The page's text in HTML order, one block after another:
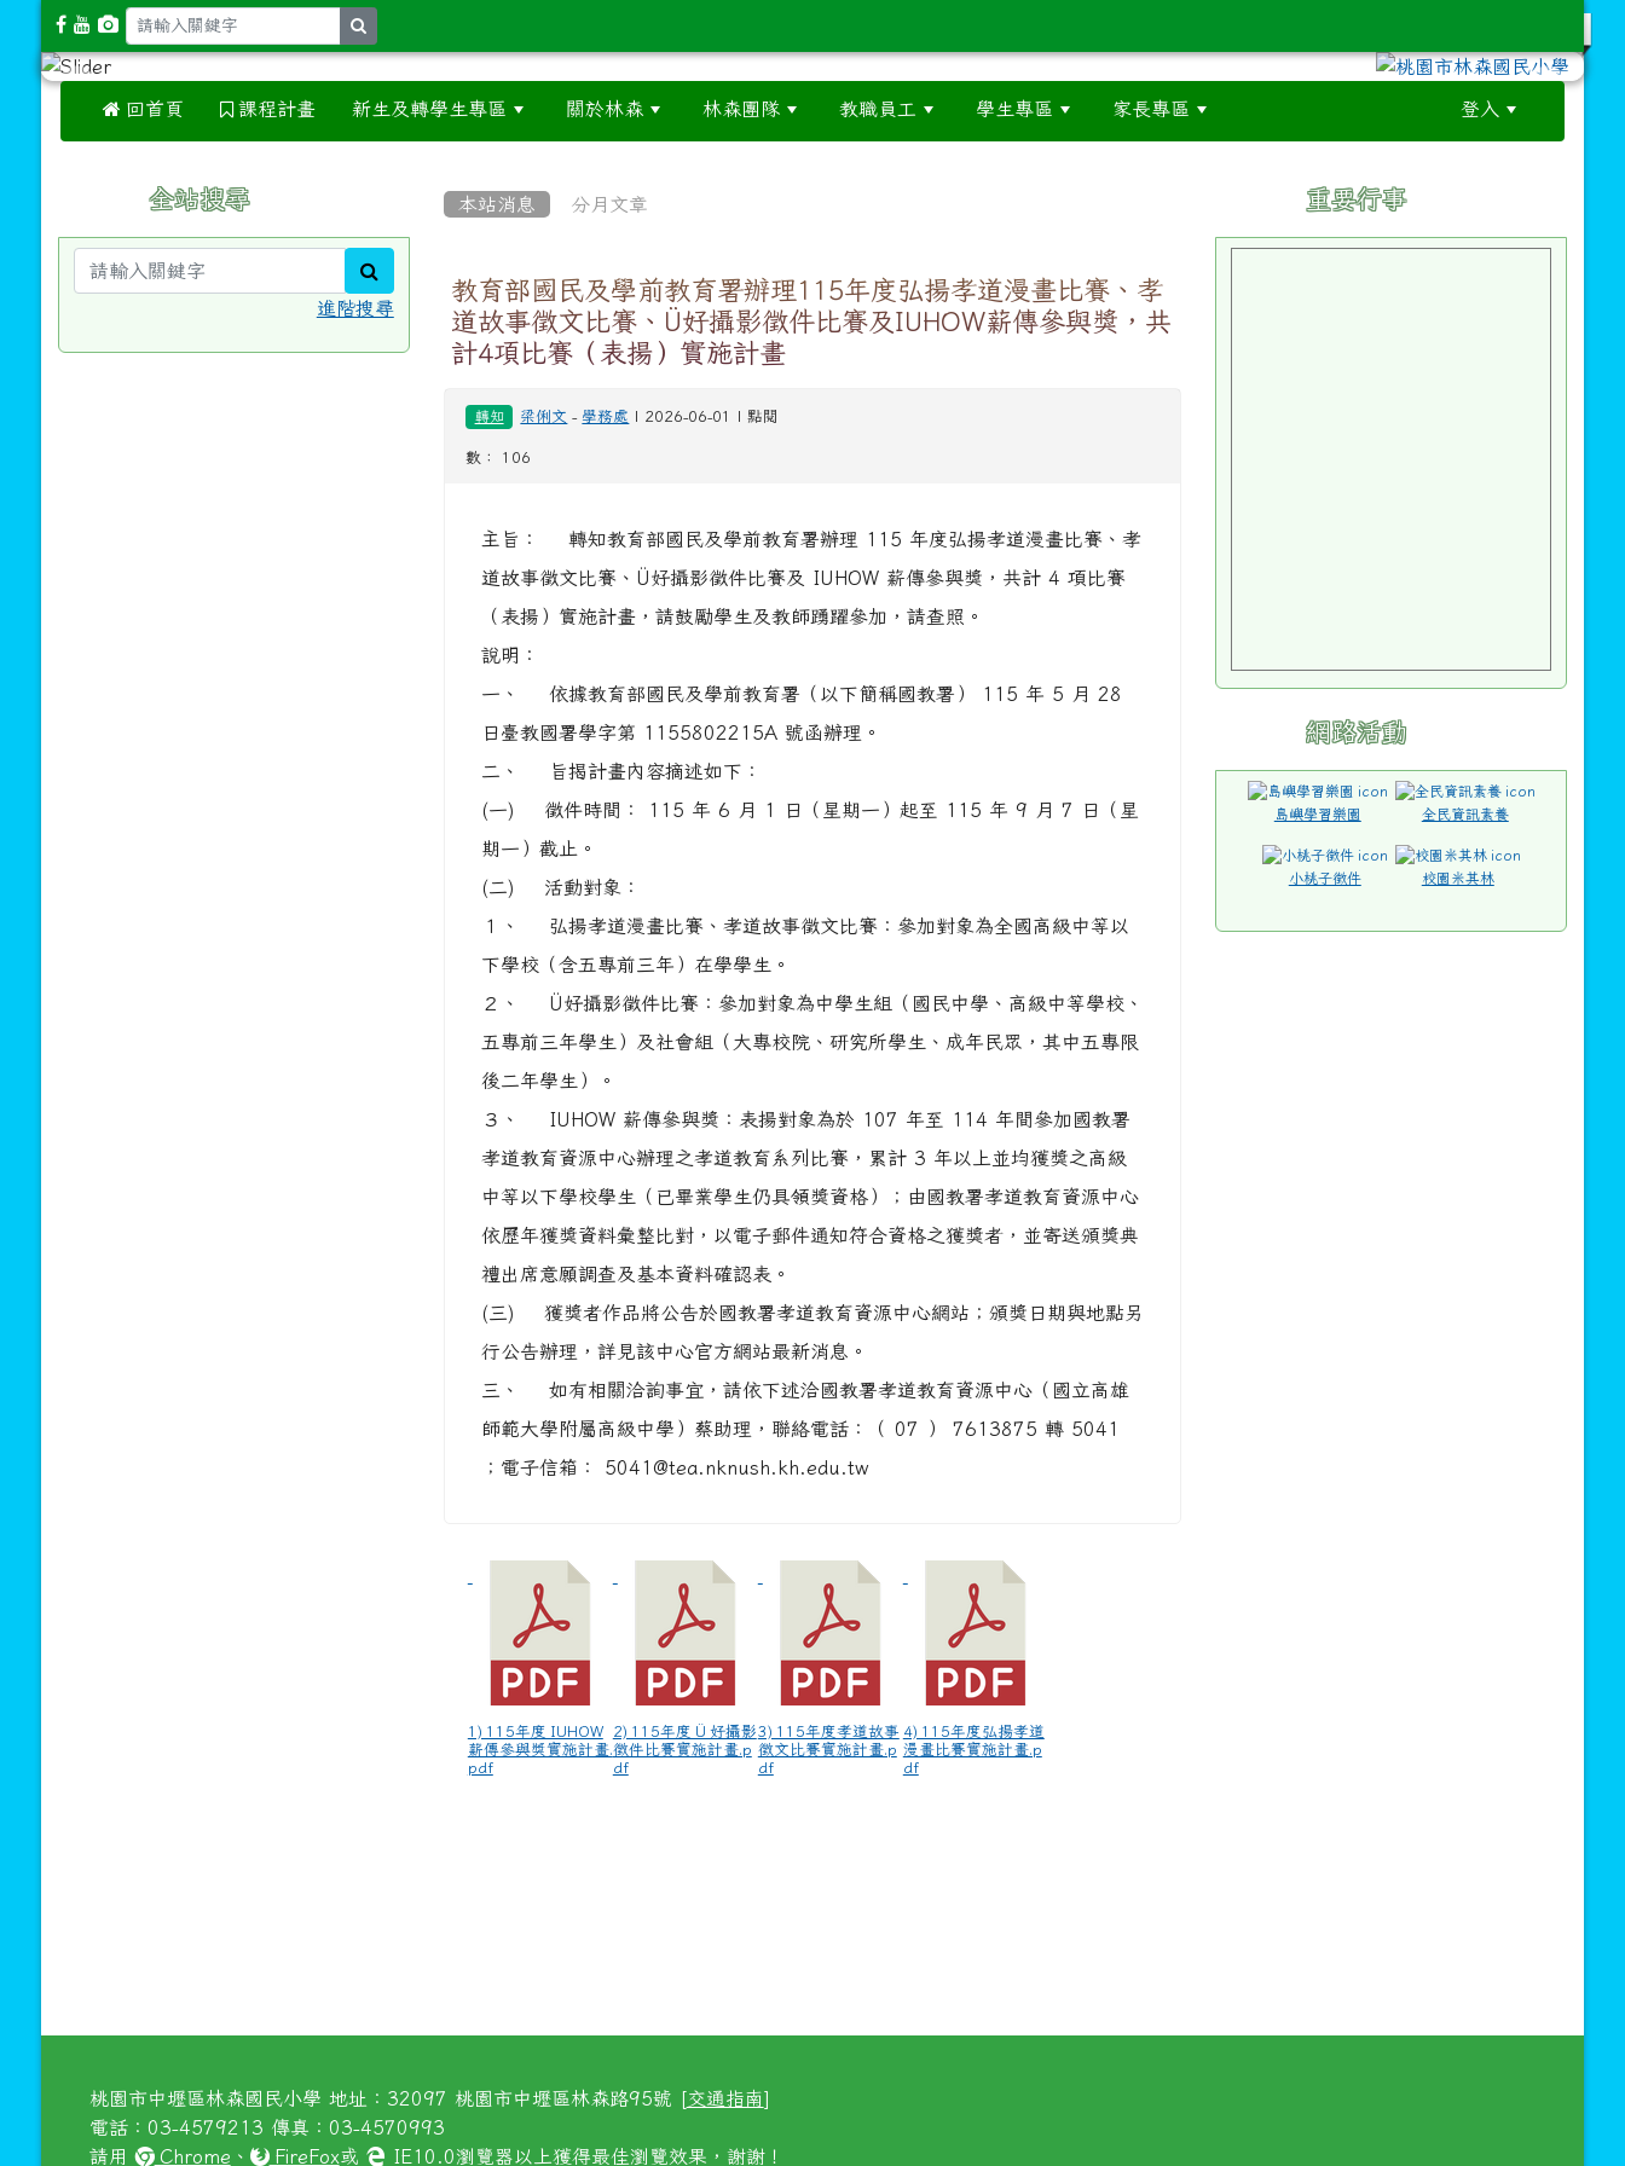
 回首頁 課程計畫 新生及轉學生專區 關於林森 林森團隊 教職員工 學生專區 家長專區 登入
本站消息 分月文章
教育部國民及學前教育署辦理115年度弘揚孝道漫畫比賽、孝
道故事徵文比賽、Ü好攝影徵件比賽及IUHOW薪傳參與獎，共
計4項比賽（表揚）實施計畫
轉知 梁俐文 - 學務處 | 2026-06-01 | 點閱
數： 106
主旨： 轉知教育部國民及學前教育署辦理 115 年度弘揚孝道漫畫比賽、孝
道故事徵文比賽、Ü好攝影徵件比賽及 IUHOW 薪傳參與獎，共計 4 項比賽
（表揚）實施計畫，請鼓勵學生及教師踴躍參加，請查照。
說明：
一、 依據教育部國民及學前教育署（以下簡稱國教署） 115 年 5 月 28
日臺教國署學字第 1155802215A 號函辦理。
二、 旨揭計畫內容摘述如下：
(一) 徵件時間： 115 年 6 月 1 日（星期一）起至 115 年 9 月 7 日（星
期一）截止。
(二) 活動對象：
１、 弘揚孝道漫畫比賽、孝道故事徵文比賽：參加對象為全國高級中等以
下學校（含五專前三年）在學學生。
２、 Ü好攝影徵件比賽：參加對象為中學生組（國民中學、高級中等學校、
五專前三年學生）及社會組（大專校院、研究所學生、成年民眾，其中五專限
後二年學生）。
３、 IUHOW 薪傳參與獎：表揚對象為於 107 年至 114 年間參加國教署
孝道教育資源中心辦理之孝道教育系列比賽，累計 3 年以上並均獲獎之高級
中等以下學校學生（已畢業學生仍具領獎資格）；由國教署孝道教育資源中心
依歷年獲獎資料彙整比對，以電子郵件通知符合資格之獲獎者，並寄送頒獎典
禮出席意願調查及基本資料確認表。
(三) 獲獎者作品將公告於國教署孝道教育資源中心網站；頒獎日期與地點另
行公告辦理，詳見該中心官方網站最新消息。
三、 如有相關洽詢事宜，請依下述洽國教署孝道教育資源中心（國立高雄
師範大學附屬高級中學）蔡助理，聯絡電話：（ 07 ） 7613875 轉 5041
；電子信箱： 5041@tea.nknush.kh.edu.tw
1) 115年度 IUHOW
薪傳參與獎實施計畫.
pdf
2) 115年度 Ü 好攝影
徵件比賽實施計畫.p
df
3) 115年度孝道故事
徵文比賽實施計畫.p
df
4) 115年度弘揚孝道
漫畫比賽實施計畫.p
df
全站搜尋
進階搜尋
重要行事
網路活動
島嶼學習樂園 全民資訊素養
小桃子徵件 校園米其林
桃園市中壢區林森國民小學 地址：32097 桃園市中壢區林森路95號 [交通指南]
電話：03-4579213 傳真：03-4570993
請用
Chrome 、 FireFox或 IE10.0瀏覽器以上獲得最佳瀏覽效果，謝謝！